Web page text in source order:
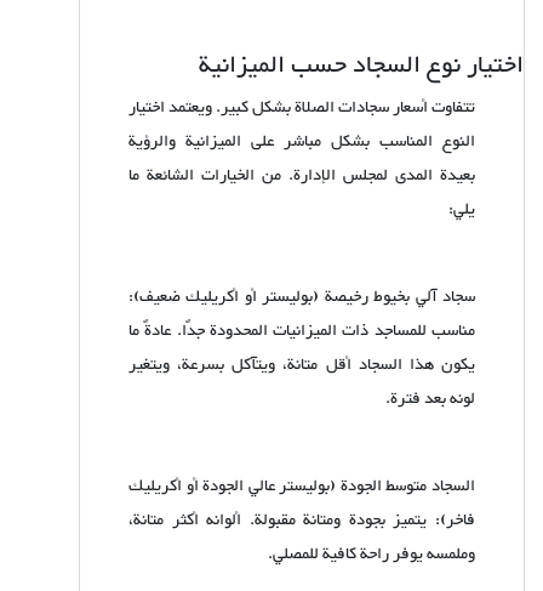
اختيار نوع السجاد حسب الميزانية
تتفاوت أسعار سجادات الصلاة بشكل كبير. ويعتمد اختيار
النوع المناسب بشكل مباشر على الميزانية والرؤية
بعيدة المدى لمجلس الإدارة. من الخيارات الشائعة ما
يلي:
سجاد آلي بخيوط رخيصة (بوليستر أو أكريليك ضعيف):
مناسب للمساجد ذات الميزانيات المحدودة جدًا. عادةً ما
يكون هذا السجاد أقل متانة، ويتآكل بسرعة، ويتغير
لونه بعد فترة.
السجاد متوسط ​​الجودة (بوليستر عالي الجودة أو أكريليك
فاخر): يتميز بجودة ومتانة مقبولة. ألوانه أكثر متانة،
وملمسه يوفر راحة كافية للمصلي.